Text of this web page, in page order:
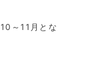
10 ～ 11 月とな